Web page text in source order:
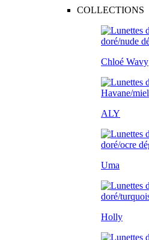
COLLECTIONS
Chloé Wavy
ALY
Uma
Holly